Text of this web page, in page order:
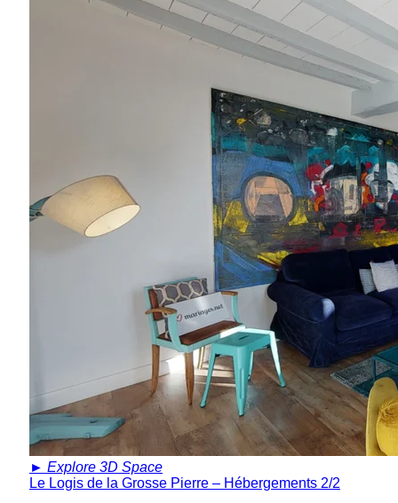
► Explore 3D Space
Le Logis de la Grosse Pierre – Hébergements 2/2